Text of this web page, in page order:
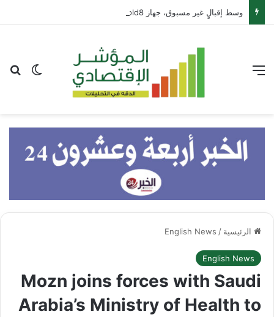
الوضع القائمة
الرئيسية /
English News
English News
Mozn joins forces with Saudi
Arabia’s Ministry of Health to